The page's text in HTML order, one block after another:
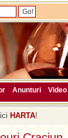
Anunturi Video
HARTA!